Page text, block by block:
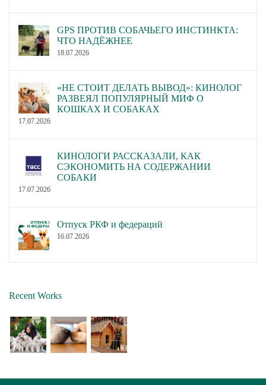
GPS ПРОТИВ СОБАЧЬЕГО ИНСТИНКТА:
ЧТО НАДЁЖНЕЕ
18.07.2026
«НЕ СТОИТ ДЕЛАТЬ ВЫВОД»: КИНОЛОГ
РАЗВЕЯЛ ПОПУЛЯРНЫЙ МИФ О
КОШКАХ И СОБАКАХ
17.07.2026
КИНОЛОГИ РАССКАЗАЛИ, КАК
СЭКОНОМИТЬ НА СОДЕРЖАНИИ
СОБАКИ
17.07.2026
Отпуск РКФ и федераций
16.07.2026
Recent Works